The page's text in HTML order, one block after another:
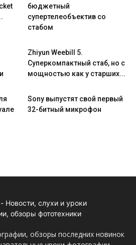
бюджетный
супертелеобъектив со
стабом
Zhiyun Weebill 5.
Cуперкомпактный стаб, но с
мощностью как у старших...
Sony выпустят свой первый
32-битный микрофон
обзоры последних новинок